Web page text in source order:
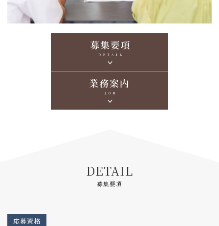
DETAIL
募集要項
応募資格